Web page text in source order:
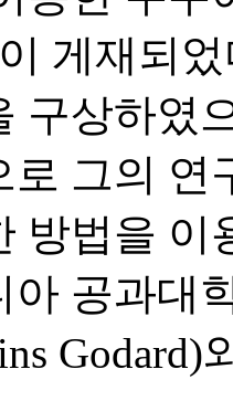
게재되
구상하였
로 그의 연
방법을 이
아 공과대